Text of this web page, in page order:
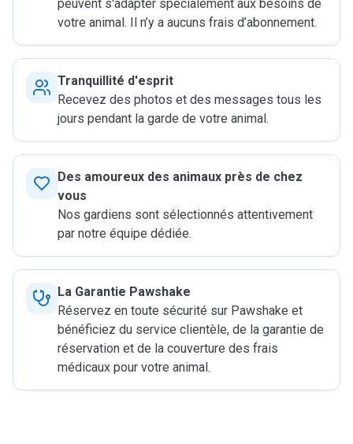
peuvent s'adapter spécialement aux besoins de
votre animal. Il n’y a aucuns frais d’abonnement.
Tranquillité d'esprit
Recevez des photos et des messages tous les
jours pendant la garde de votre animal.
Des amoureux des animaux près de chez
vous
Nos gardiens sont sélectionnés attentivement
par notre équipe dédiée.
La Garantie Pawshake
Réservez en toute sécurité sur Pawshake et
bénéficiez du service clientèle, de la garantie de
réservation et de la couverture des frais
médicaux pour votre animal.